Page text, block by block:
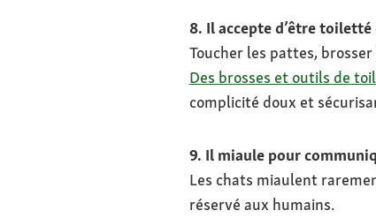
8. Il accepte d’être
Toucher les pattes,
Des brosses et outils de
complicité doux et
9. Il miaule pour
Les chats miaulent
réservé aux humains.